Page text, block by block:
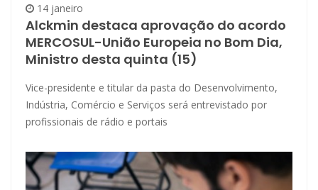
14 janeiro
Alckmin destaca aprovação do acordo
MERCOSUL-União Europeia no Bom Dia,
Ministro desta quinta (15)
Vice-presidente e titular da pasta do Desenvolvimento,
Indústria, Comércio e Serviços será entrevistado por
profissionais de rádio e portais